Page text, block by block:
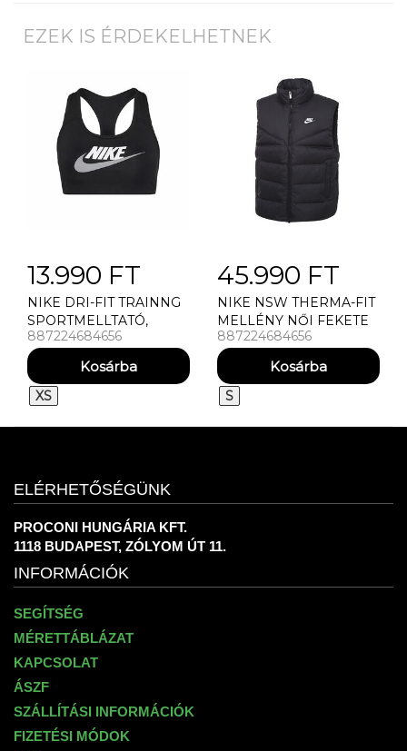
EZEK IS ÉRDEKELHETNEK
13.990 FT
NIKE DRI-FIT TRAINNG
SPORTMELLTATÓ,
FEKETE
887224684656
XS
45.990 FT
NIKE NSW THERMA-FIT
MELLÉNY NŐI FEKETE
887224684656
S
ELÉRHETŐSÉGÜNK
PROCONI HUNGÁRIA KFT.
1118 BUDAPEST, ZÓLYOM ÚT 11.
INFORMÁCIÓK
SEGÍTSÉG
MÉRETTÁBLÁZAT
KAPCSOLAT
ÁSZF
SZÁLLÍTÁSI INFORMÁCIÓK
FIZETÉSI MÓDOK